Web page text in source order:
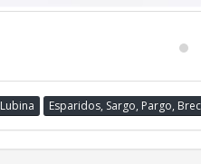
Lubina Esparidos, Sargo, Pargo,